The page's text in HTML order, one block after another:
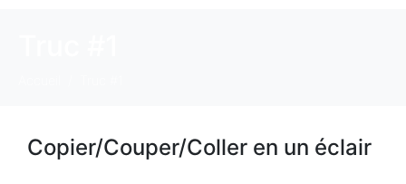
Copier/Couper/Coller en un éclair